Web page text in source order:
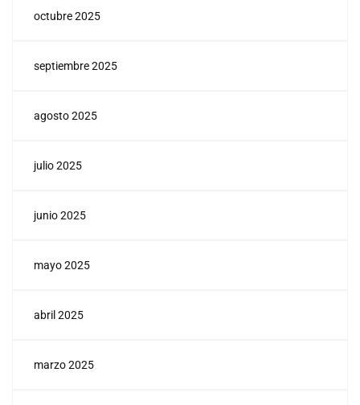
octubre 2025
septiembre 2025
agosto 2025
julio 2025
junio 2025
mayo 2025
abril 2025
marzo 2025